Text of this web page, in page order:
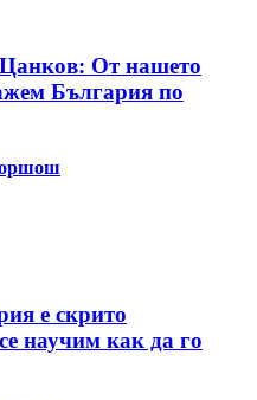
От нашето
България по
е скрито
научим как да го